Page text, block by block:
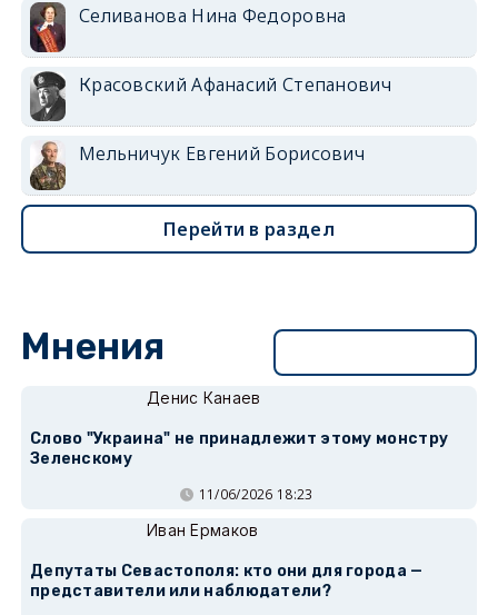
Селиванова Нина Федоровна
Красовский Афанасий Степанович
Мельничук Евгений Борисович
Перейти в раздел
Мнения
Денис Канаев
Слово "Украина" не принадлежит этому монстру
Зеленскому
11/06/2026 18:23
Иван Ермаков
Депутаты Севастополя: кто они для города —
представители или наблюдатели?